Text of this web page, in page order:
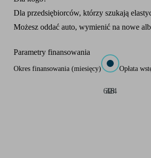
Dla przedsiębiorców, którzy szukają
Możesz oddać auto, wymienić na nowe
Parametry finansowania
Okres finansowania (miesięcy)
24
36
48
60
Opłata